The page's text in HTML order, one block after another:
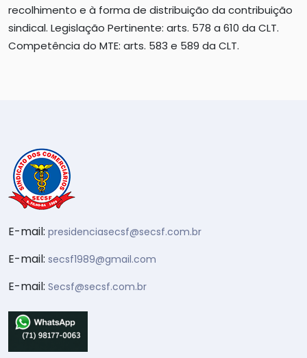
recolhimento e à forma de distribuição da contribuição
sindical. Legislação Pertinente: arts. 578 a 610 da CLT.
Competência do MTE: arts. 583 e 589 da CLT.
E-mail: presidenciasecsf@secsf.com.br
E-mail: secsf1989@gmail.com
E-mail: Secsf@secsf.com.br